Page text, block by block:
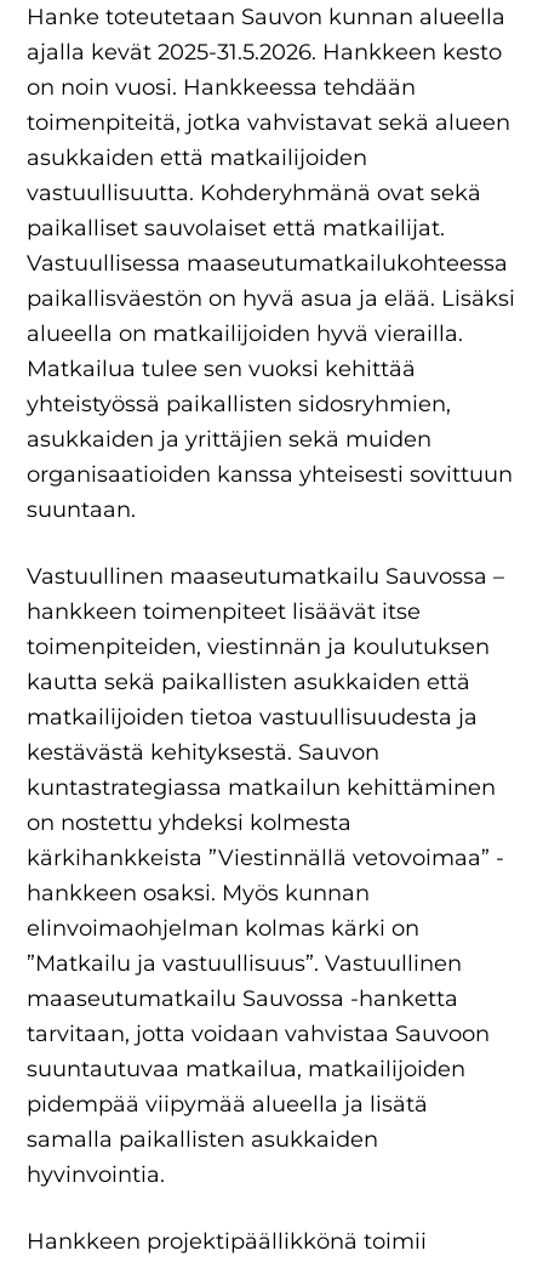
Hanke toteutetaan Sauvon kunnan alueella
ajalla kevät 2025-31.5.2026. Hankkeen kesto
on noin vuosi. Hankkeessa tehdään
toimenpiteitä, jotka vahvistavat sekä alueen
asukkaiden että matkailijoiden
vastuullisuutta. Kohderyhmänä ovat sekä
paikalliset sauvolaiset että matkailijat.
Vastuullisessa maaseutumatkailukohteessa
paikallisväestön on hyvä asua ja elää. Lisäksi
alueella on matkailijoiden hyvä vierailla.
Matkailua tulee sen vuoksi kehittää
yhteistyössä paikallisten sidosryhmien,
asukkaiden ja yrittäjien sekä muiden
organisaatioiden kanssa yhteisesti sovittuun
suuntaan.
Vastuullinen maaseutumatkailu Sauvossa –
hankkeen toimenpiteet lisäävät itse
toimenpiteiden, viestinnän ja koulutuksen
kautta sekä paikallisten asukkaiden että
matkailijoiden tietoa vastuullisuudesta ja
kestävästä kehityksestä. Sauvon
kuntastrategiassa matkailun kehittäminen
on nostettu yhdeksi kolmesta
kärkihankkeista ”Viestinnällä vetovoimaa” -
hankkeen osaksi. Myös kunnan
elinvoimaohjelman kolmas kärki on
”Matkailu ja vastuullisuus”. Vastuullinen
maaseutumatkailu Sauvossa -hanketta
tarvitaan, jotta voidaan vahvistaa Sauvoon
suuntautuvaa matkailua, matkailijoiden
pidempää viipymää alueella ja lisätä
samalla paikallisten asukkaiden
hyvinvointia.
Hankkeen projektipäällikkönä toimii